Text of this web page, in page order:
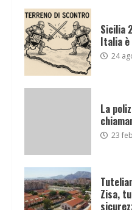
Sicilia
Italia è
24
La
23
Zisa,